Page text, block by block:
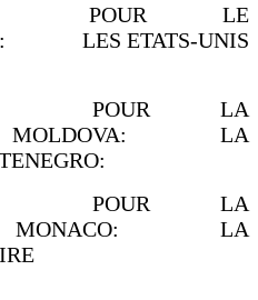
LE
LES ETATS-UNIS
LA
MOLDOVA: LA
LA
MONACO: LA
POPULAIRE